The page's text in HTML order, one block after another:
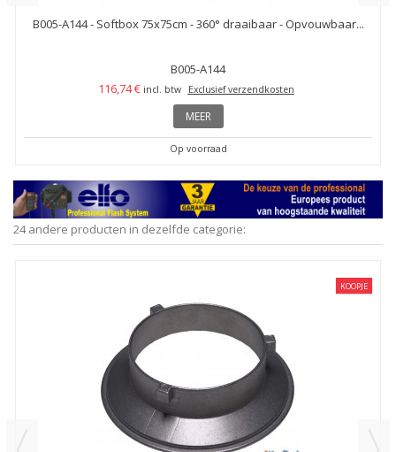
B005-A144 - Softbox 75x75cm - 360° draaibaar - Opvouwbaar...
B005-A144
116,74 € incl. btw Exclusief verzendkosten
MEER
Op voorraad
24 andere producten in dezelfde categorie:
KOOPJE